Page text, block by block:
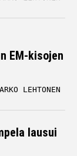
EM-kisojen
LEHTONEN
lausui